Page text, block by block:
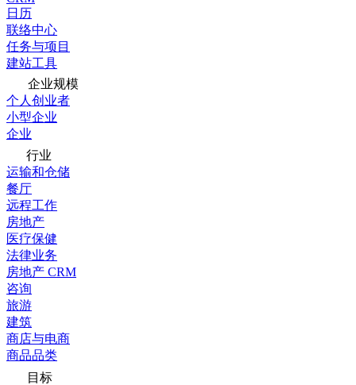
日历
联络中心
任务与项目
建站工具
企业规模
个人创业者
小型企业
企业
行业
运输和仓储
餐厅
远程工作
房地产
医疗保健
法律业务
房地产 CRM
咨询
旅游
建筑
商店与电商
商品品类
目标